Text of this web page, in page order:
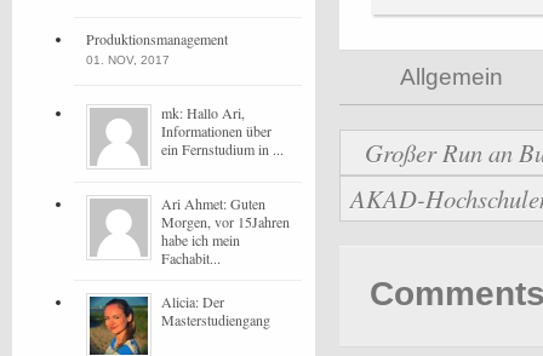
Allgemein
Großer Run an
AKAD-
Produktionsmanagement
01. NOV, 2017
mk: Hallo Ari,
Informationen über
ein Fernstudium in ...
Ari Ahmet: Guten
Morgen, vor 15Jahren
habe ich mein
Fachabit...
Alicia: Der
Masterstudiengang